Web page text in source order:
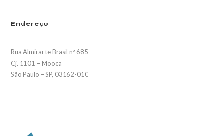
Endereço
Rua Almirante Brasil nº 685
Cj. 1101 – Mooca
São Paulo – SP, 03162-010